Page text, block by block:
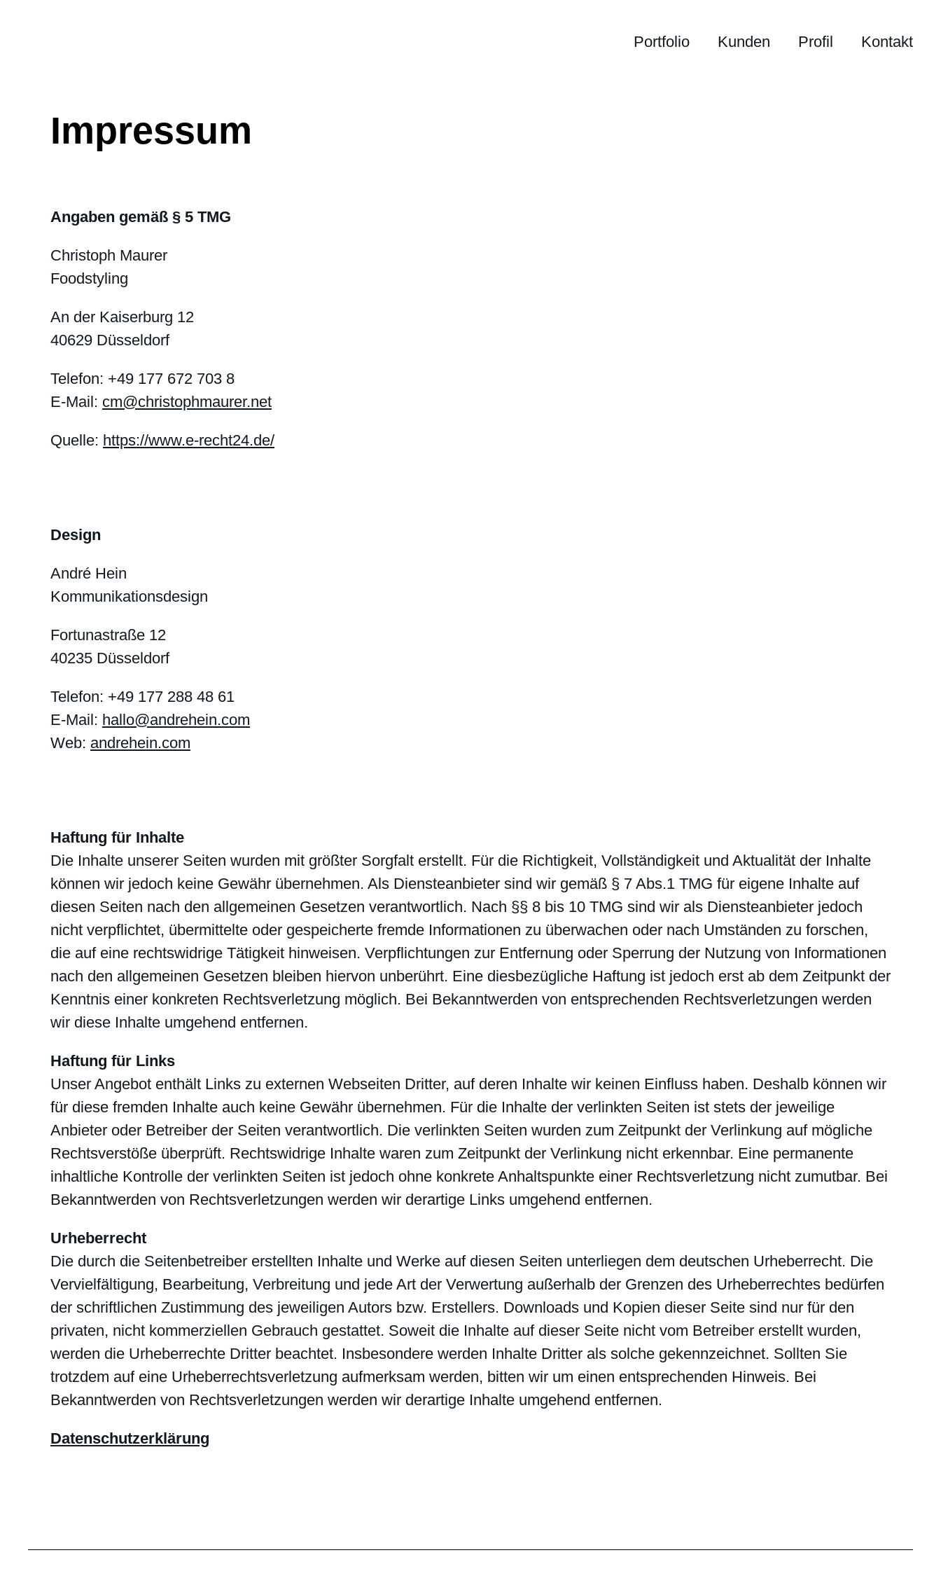
Portfolio Kunden Profil Kontakt
Impressum
Angaben gemäß § 5 TMG
Christoph Maurer
Foodstyling
An der Kaiserburg 12
40629 Düsseldorf
Telefon: +49 177 672 703 8
E-Mail: cm@christophmaurer.net
Quelle: https://www.e-recht24.de/
Design
André Hein
Kommunikationsdesign
Fortunastraße 12
40235 Düsseldorf
Telefon: +49 177 288 48 61
E-Mail: hallo@andrehein.com
Web: andrehein.com
Haftung für Inhalte
Die Inhalte unserer Seiten wurden mit größter Sorgfalt erstellt. Für die Richtigkeit, Vollständigkeit und Aktualität der Inhalte
können wir jedoch keine Gewähr übernehmen. Als Diensteanbieter sind wir gemäß § 7 Abs.1 TMG für eigene Inhalte auf
diesen Seiten nach den allgemeinen Gesetzen verantwortlich. Nach §§ 8 bis 10 TMG sind wir als Diensteanbieter jedoch
nicht verpflichtet, übermittelte oder gespeicherte fremde Informationen zu überwachen oder nach Umständen zu forschen,
die auf eine rechtswidrige Tätigkeit hinweisen. Verpflichtungen zur Entfernung oder Sperrung der Nutzung von Informationen
nach den allgemeinen Gesetzen bleiben hiervon unberührt. Eine diesbezügliche Haftung ist jedoch erst ab dem Zeitpunkt der
Kenntnis einer konkreten Rechtsverletzung möglich. Bei Bekanntwerden von entsprechenden Rechtsverletzungen werden
wir diese Inhalte umgehend entfernen.
Haftung für Links
Unser Angebot enthält Links zu externen Webseiten Dritter, auf deren Inhalte wir keinen Einfluss haben. Deshalb können wir
für diese fremden Inhalte auch keine Gewähr übernehmen. Für die Inhalte der verlinkten Seiten ist stets der jeweilige
Anbieter oder Betreiber der Seiten verantwortlich. Die verlinkten Seiten wurden zum Zeitpunkt der Verlinkung auf mögliche
Rechtsverstöße überprüft. Rechtswidrige Inhalte waren zum Zeitpunkt der Verlinkung nicht erkennbar. Eine permanente
inhaltliche Kontrolle der verlinkten Seiten ist jedoch ohne konkrete Anhaltspunkte einer Rechtsverletzung nicht zumutbar. Bei
Bekanntwerden von Rechtsverletzungen werden wir derartige Links umgehend entfernen.
Urheberrecht
Die durch die Seitenbetreiber erstellten Inhalte und Werke auf diesen Seiten unterliegen dem deutschen Urheberrecht. Die
Vervielfältigung, Bearbeitung, Verbreitung und jede Art der Verwertung außerhalb der Grenzen des Urheberrechtes bedürfen
der schriftlichen Zustimmung des jeweiligen Autors bzw. Erstellers. Downloads und Kopien dieser Seite sind nur für den
privaten, nicht kommerziellen Gebrauch gestattet. Soweit die Inhalte auf dieser Seite nicht vom Betreiber erstellt wurden,
werden die Urheberrechte Dritter beachtet. Insbesondere werden Inhalte Dritter als solche gekennzeichnet. Sollten Sie
trotzdem auf eine Urheberrechtsverletzung aufmerksam werden, bitten wir um einen entsprechenden Hinweis. Bei
Bekanntwerden von Rechtsverletzungen werden wir derartige Inhalte umgehend entfernen.
Datenschutzerklärung